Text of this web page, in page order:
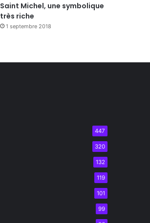
Saint Michel, une symbolique
très riche
1 septembre 2018
447
320
132
119
101
99